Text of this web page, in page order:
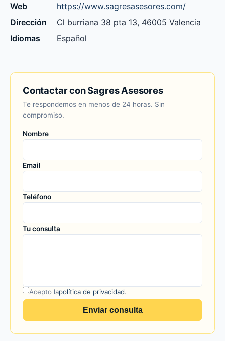
Web
https://www.sagresasesores.com/
Dirección
Cl burriana 38 pta 13, 46005 Valencia
Idiomas
Español
Contactar con Sagres Asesores
Te respondemos en menos de 24 horas. Sin
compromiso.
Nombre
Email
Teléfono
Tu consulta
Acepto lapolítica de privacidad.
Enviar consulta